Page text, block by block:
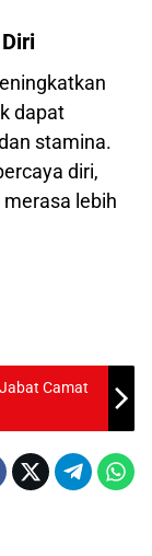
dapat
stamina.
diri,
lebih
Camat